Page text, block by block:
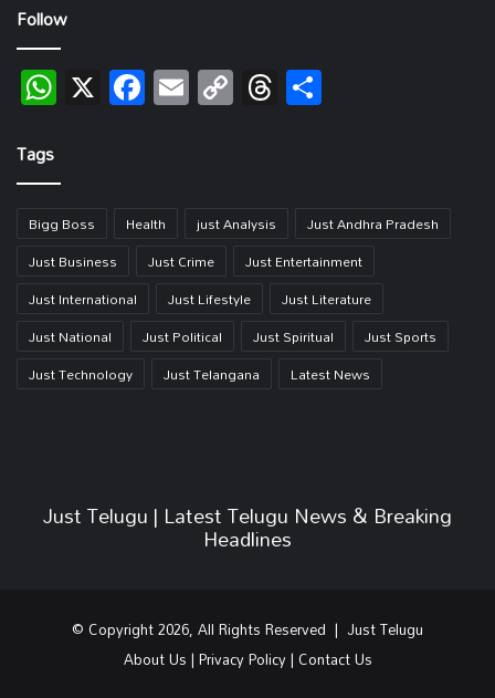
Follow
WhatsApp
X Facebook
EmailCopy
Link
Threads
Tags
Bigg Boss Health just Analysis
Just Andhra Pradesh
Just Business
Just Crime
Just Entertainment
Just International
Just Lifestyle
Just Literature
Just National
Just Political Just Spiritual
Just Sports
Just Technology
Just Telangana Latest News
Just Telugu | Latest Telugu News & Breaking
Headlines
© Copyright 2026, All Rights Reserved | Just Telugu
About Us|Privacy Policy| Contact Us